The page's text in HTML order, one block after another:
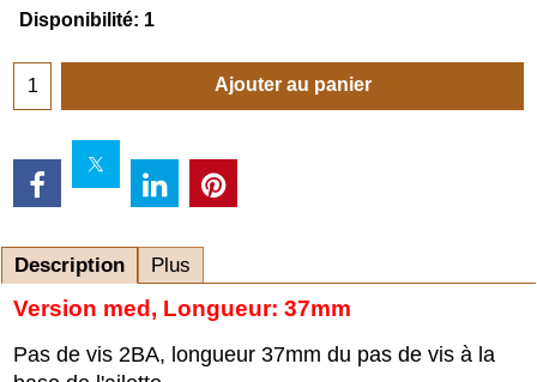
Disponibilité: 1
Ajouter au panier
Description Plus
Version med, Longueur: 37mm
Pas de vis 2BA, longueur 37mm du pas de vis à la